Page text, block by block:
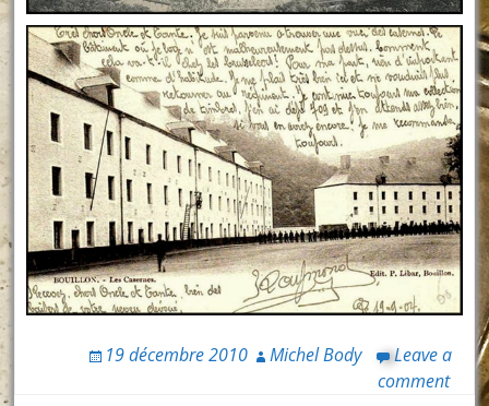
19 décembre 2010 Michel Body
Leave a
comment